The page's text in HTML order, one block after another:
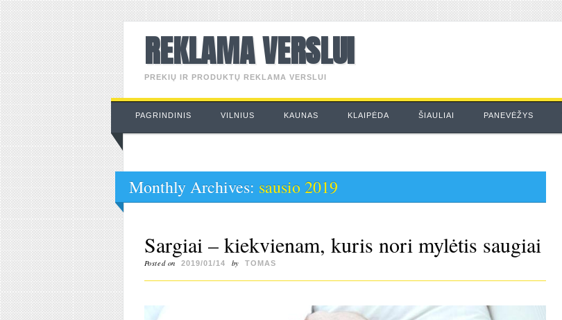
REKLAMA VERSLUI
PREKIŲ IR PRODUKTŲ REKLAMA VERSLUI
Main menu
Skip
content
PAGRINDINIS VILNIUS KAUNAS KLAIPĖDA ŠIAULIAI PANEVĖŽYS
Monthly Archives: sausio 2019
Sargiai – kiekvienam, kuris nori mylėtis saugiai
Posted on 2019/01/14 by TOMAS